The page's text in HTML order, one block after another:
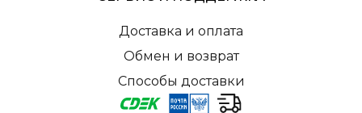
Доставка и оплата
Обмен и возврат
Способы доставки